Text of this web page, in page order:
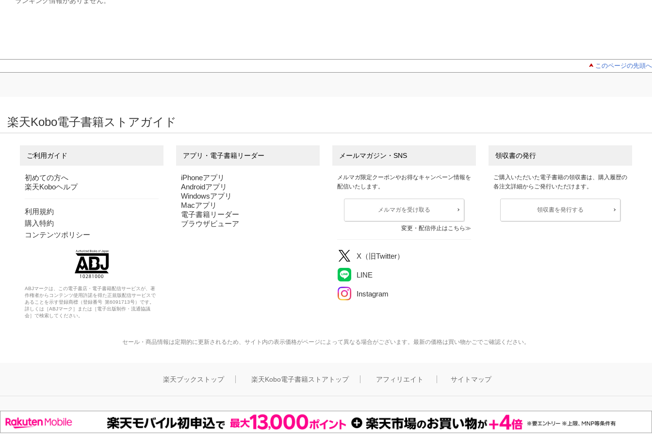
このページの先頭へ
楽天Kobo電子書籍ストアガイド
ご利用ガイド
初めての方へ
楽天Koboヘルプ
利用規約
購入特約
コンテンツポリシー
ABJマークは、この電子書店・電子書籍配信サービスが、著
作権者からコンテンツ使用許諾を得た正規版配信サービスで
あることを示す登録商標（登録番号 第6091713号）です。
詳しくは［ABJマーク］または［電子出版制作・流通協議
会］で検索してください。
アプリ・電子書籍リーダー
iPhoneアプリ
Androidアプリ
Windowsアプリ
Macアプリ
電子書籍リーダー
ブラウザビューア
メールマガジン・SNS
メルマガ限定クーポンやお得なキャンペーン情報を
配信いたします。
メルマガを受け取る
変更・配信停止はこちら
X（旧Twitter）
LINE
Instagram
領収書の発行
ご購入いただいた電子書籍の領収書は、購入履歴の
各注文詳細からご発行いただけます。
領収書を発行する
セール・商品情報は定期的に更新されるため、サイト内の表示価格がページによって異なる場合がございます。最新の価格は買い物かごでご確認ください。
楽天ブックストップ 楽天Kobo電子書籍ストアトップ アフィリエイト サイトマップ